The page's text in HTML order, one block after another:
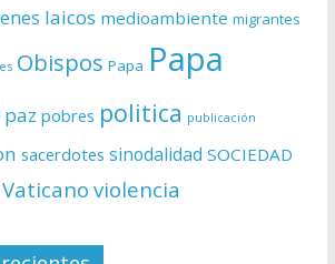
laicos medioambiente migrantes
Obispos Papa Papa
paz pobres politica publicación
sacerdotes sinodalidad SOCIEDAD
Vaticano violencia